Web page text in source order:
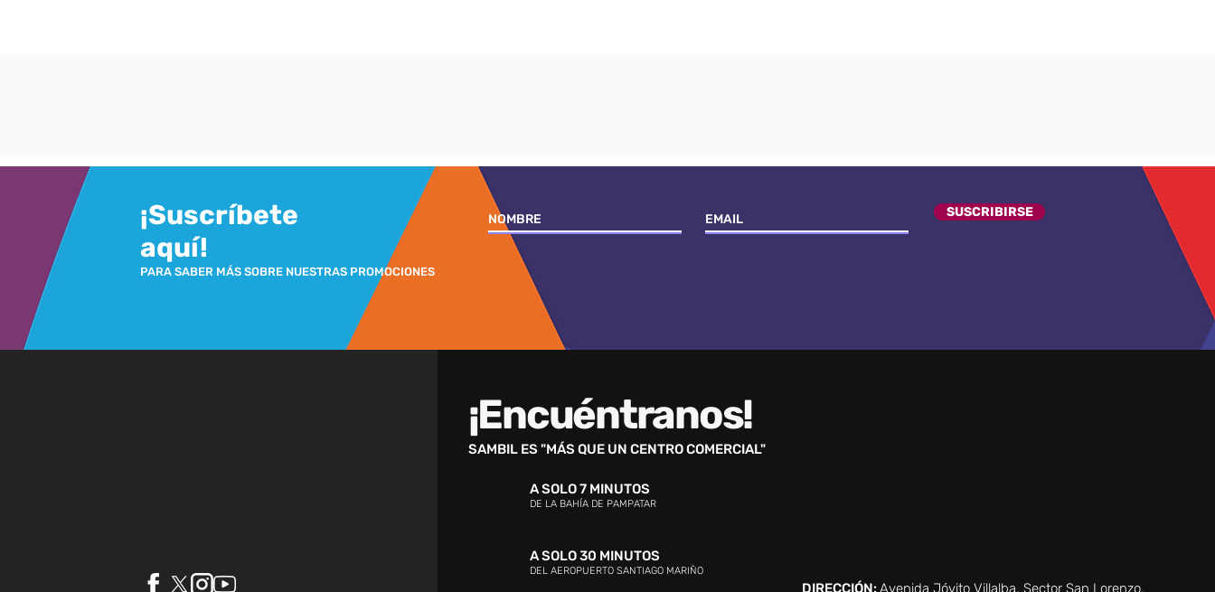
¡Suscríbete
aquí!
PARA SABER MÁS SOBRE NUESTRAS PROMOCIONES
SUSCRIBIRSE
¡Encuéntranos!
SAMBIL ES "MÁS QUE UN CENTRO COMERCIAL"
A SOLO 7 MINUTOS
DE LA BAHÍA DE PAMPATAR
A SOLO 30 MINUTOS
DEL AEROPUERTO SANTIAGO MARIÑO
DIRECCIÓN:Avenida Jóvito Villalba, Sector San Lorenzo,